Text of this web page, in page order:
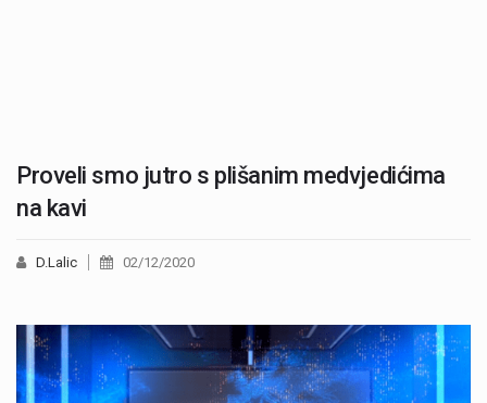
Proveli smo jutro s plišanim medvjedićima
na kavi
D.Lalic 02/12/2020